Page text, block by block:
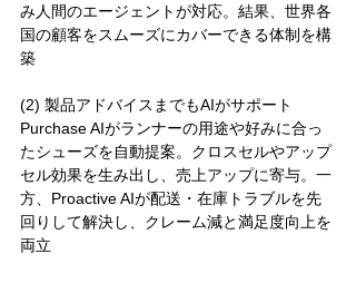
み人間のエージェントが対応。結果、世界各
国の顧客をスムーズにカバーできる体制を構
築
(2) 製品アドバイスまでもAIがサポート
Purchase AIがランナーの用途や好みに合っ
たシューズを自動提案。クロスセルやアップ
セル効果を生み出し、売上アップに寄与。一
方、Proactive AIが配送・在庫トラブルを先
回りして解決し、クレーム減と満足度向上を
両立